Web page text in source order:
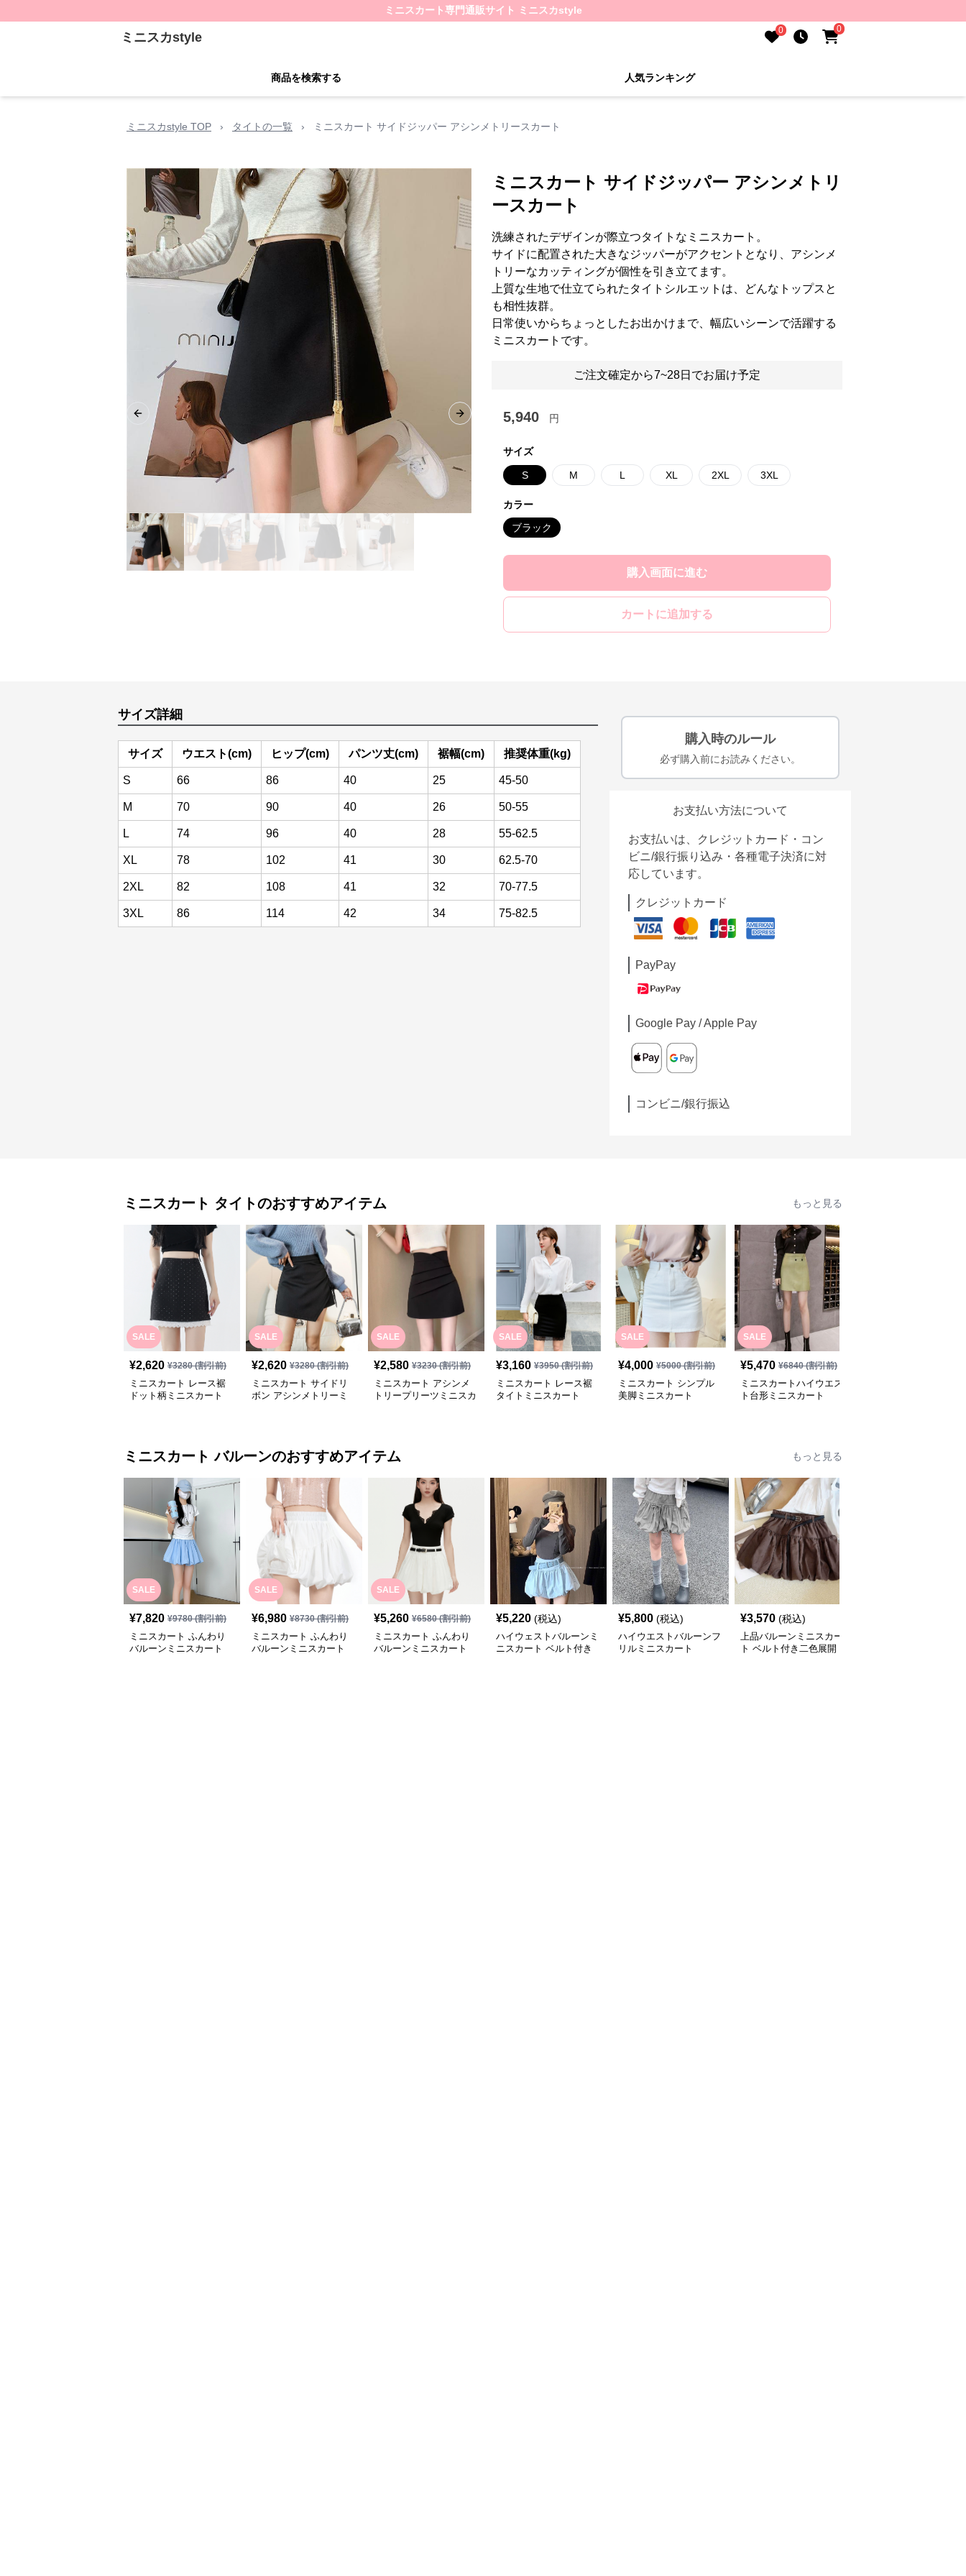
ミニスカート専門通販サイト ミニスカstyle
ミニスカstyle 0 0
商品を検索する 人気ランキング
ミニスカstyle TOP › タイトの一覧 › ミニスカート サイドジッパー アシンメトリースカート
Previous slide Next slide
ミニスカート サイドジッパー アシンメトリ
ースカート
洗練されたデザインが際立つタイトなミニスカート。
サイドに配置された大きなジッパーがアクセントとなり、アシンメ
トリーなカッティングが個性を引き立てます。
上質な生地で仕立てられたタイトシルエットは、どんなトップスと
も相性抜群。
日常使いからちょっとしたお出かけまで、幅広いシーンで活躍する
ミニスカートです。
ご注文確定から7~28日でお届け予定
5,940 円
サイズ
S M L XL 2XL 3XL
カラー
ブラック
購入画面に進む
カートに追加する
サイズ詳細
サイズ ウエスト(cm) ヒップ(cm) パンツ丈(cm) 裾幅(cm) 推奨体重(kg)
S 66 86 40 25 45-50
M 70 90 40 26 50-55
L 74 96 40 28 55-62.5
XL 78 102 41 30 62.5-70
2XL 82 108 41 32 70-77.5
3XL 86 114 42 34 75-82.5
購入時のルール
必ず購入前にお読みください。
お支払い方法について
お支払いは、クレジットカード・コン
ビニ/銀行振り込み・各種電子決済に対
応しています。
クレジットカード
PayPay
Google Pay / Apple Pay
コンビニ/銀行振込
ミニスカート タイトのおすすめアイテム もっと見る
SALE
¥2,620 ¥3280(割引前)
ミニスカート レース裾
ドット柄ミニスカート
SALE
¥2,620 ¥3280(割引前)
ミニスカート サイドリ
ボン アシンメトリーミ
SALE
¥2,580 ¥3230(割引前)
ミニスカート アシンメ
トリープリーツミニスカ
SALE
¥3,160 ¥3950(割引前)
ミニスカート レース裾
タイトミニスカート
SALE
¥4,000 ¥5000(割引前)
ミニスカート シンプル
美脚ミニスカート
SALE
¥5,470 ¥6840(割引前)
ミニスカートハイウエス
ト台形ミニスカート
ミニスカート バルーンのおすすめアイテム もっと見る
SALE
¥7,820 ¥9780(割引前)
ミニスカート ふんわり
バルーンミニスカート
SALE
¥6,980 ¥8730(割引前)
ミニスカート ふんわり
バルーンミニスカート
SALE
¥5,260 ¥6580(割引前)
ミニスカート ふんわり
バルーンミニスカート
¥5,220 (税込)
ハイウェストバルーンミ
ニスカート ベルト付き
¥5,800 (税込)
ハイウエストバルーンフ
リルミニスカート
¥3,570 (税込)
上品バルーンミニスカー
ト ベルト付き二色展開